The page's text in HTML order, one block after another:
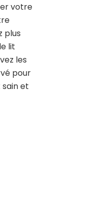
votre
plus
lit
les
pour
et